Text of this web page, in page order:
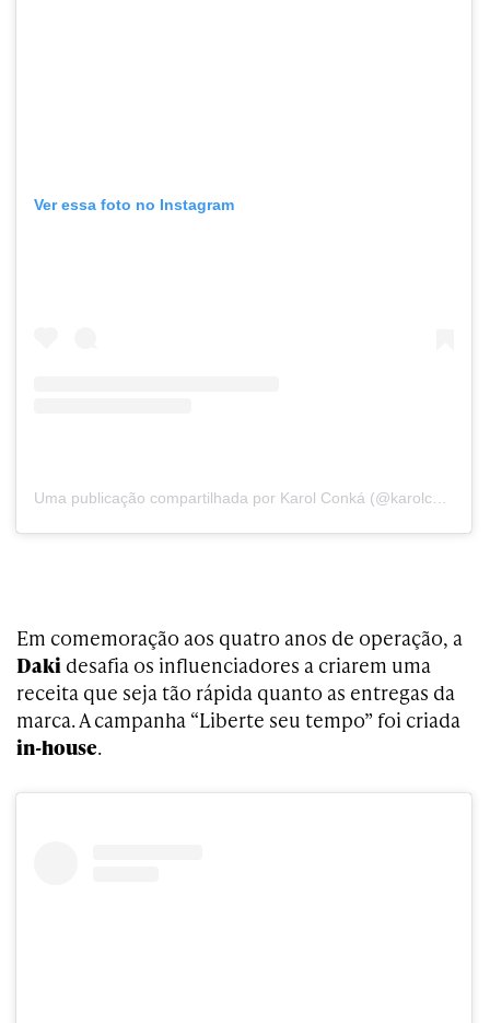
Ver essa foto no Instagram
Em comemoração aos quatro anos de operação, a
Daki desafia os influenciadores a criarem uma
receita que seja tão rápida quanto as entregas da
marca. A campanha “Liberte seu tempo” foi criada
in-house.